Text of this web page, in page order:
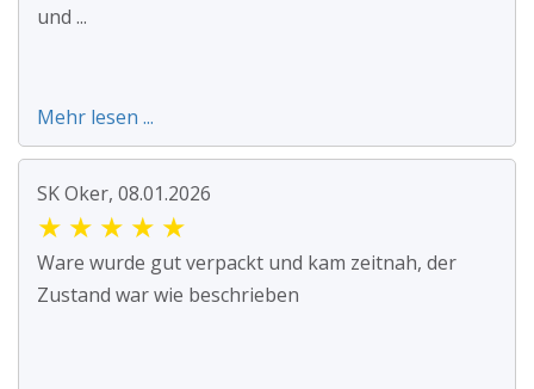
und ...
Mehr lesen ...
SK Oker, 08.01.2026
★ ★ ★ ★ ★
Ware wurde gut verpackt und kam zeitnah, der
Zustand war wie beschrieben